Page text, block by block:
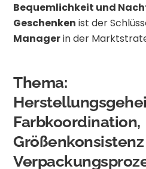
Bequemlichkeit und
Geschenken ist der
Managerin der
Thema:
Farbkoordination,